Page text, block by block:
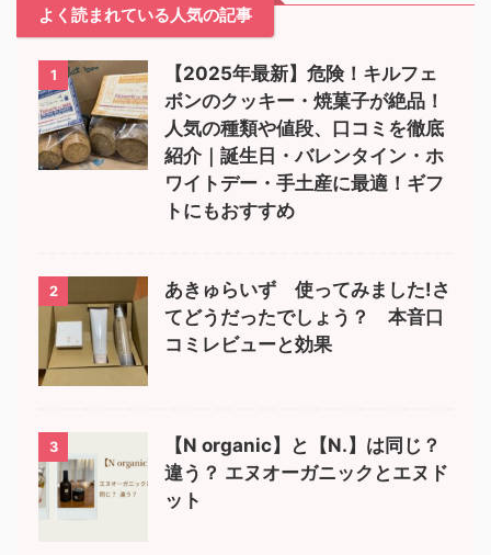
よく読まれている人気の記事
1
【2025年最新】危険！キルフェ
ボンのクッキー・焼菓子が絶品！
人気の種類や値段、口コミを徹底
紹介｜誕生日・バレンタイン・ホ
ワイトデー・手土産に最適！ギフ
トにもおすすめ
2
あきゅらいず 使ってみました!さ
てどうだったでしょう？ 本音口
コミレビューと効果
3
【N organic】と【N.】は同じ？
違う？ エヌオーガニックとエヌド
ット